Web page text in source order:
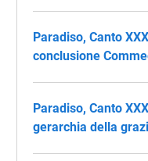
Paradiso, Canto
conclusione
Paradiso, Canto
gerarchia della